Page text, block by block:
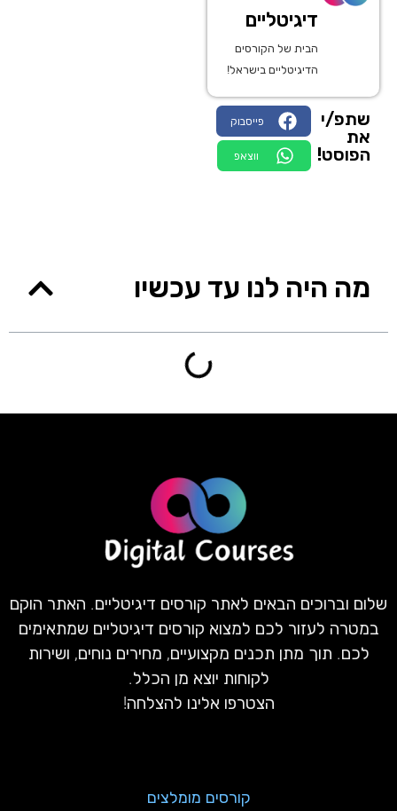
דיגיטליים
הבית של הקורסים
הדיגיטליים בישראל!
שתפ/י
את
הפוסט!
פייסבוק
ווצאפ
מה היה לנו עד עכשיו
שלום וברוכים הבאים לאתר קורסים דיגיטליים. האתר הוקם
במטרה לעזור לכם למצוא קורסים דיגיטליים שמתאימים
לכם. תוך מתן תכנים מקצועיים, מחירים נוחים, ושירות
לקוחות יוצא מן הכלל.
הצטרפו אלינו להצלחה!
קורסים מומלצים